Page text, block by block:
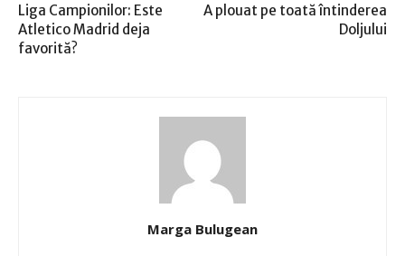
Liga Campionilor: Este
Atletico Madrid deja
favorită?
A plouat pe toată întinderea
Doljului
Marga Bulugean